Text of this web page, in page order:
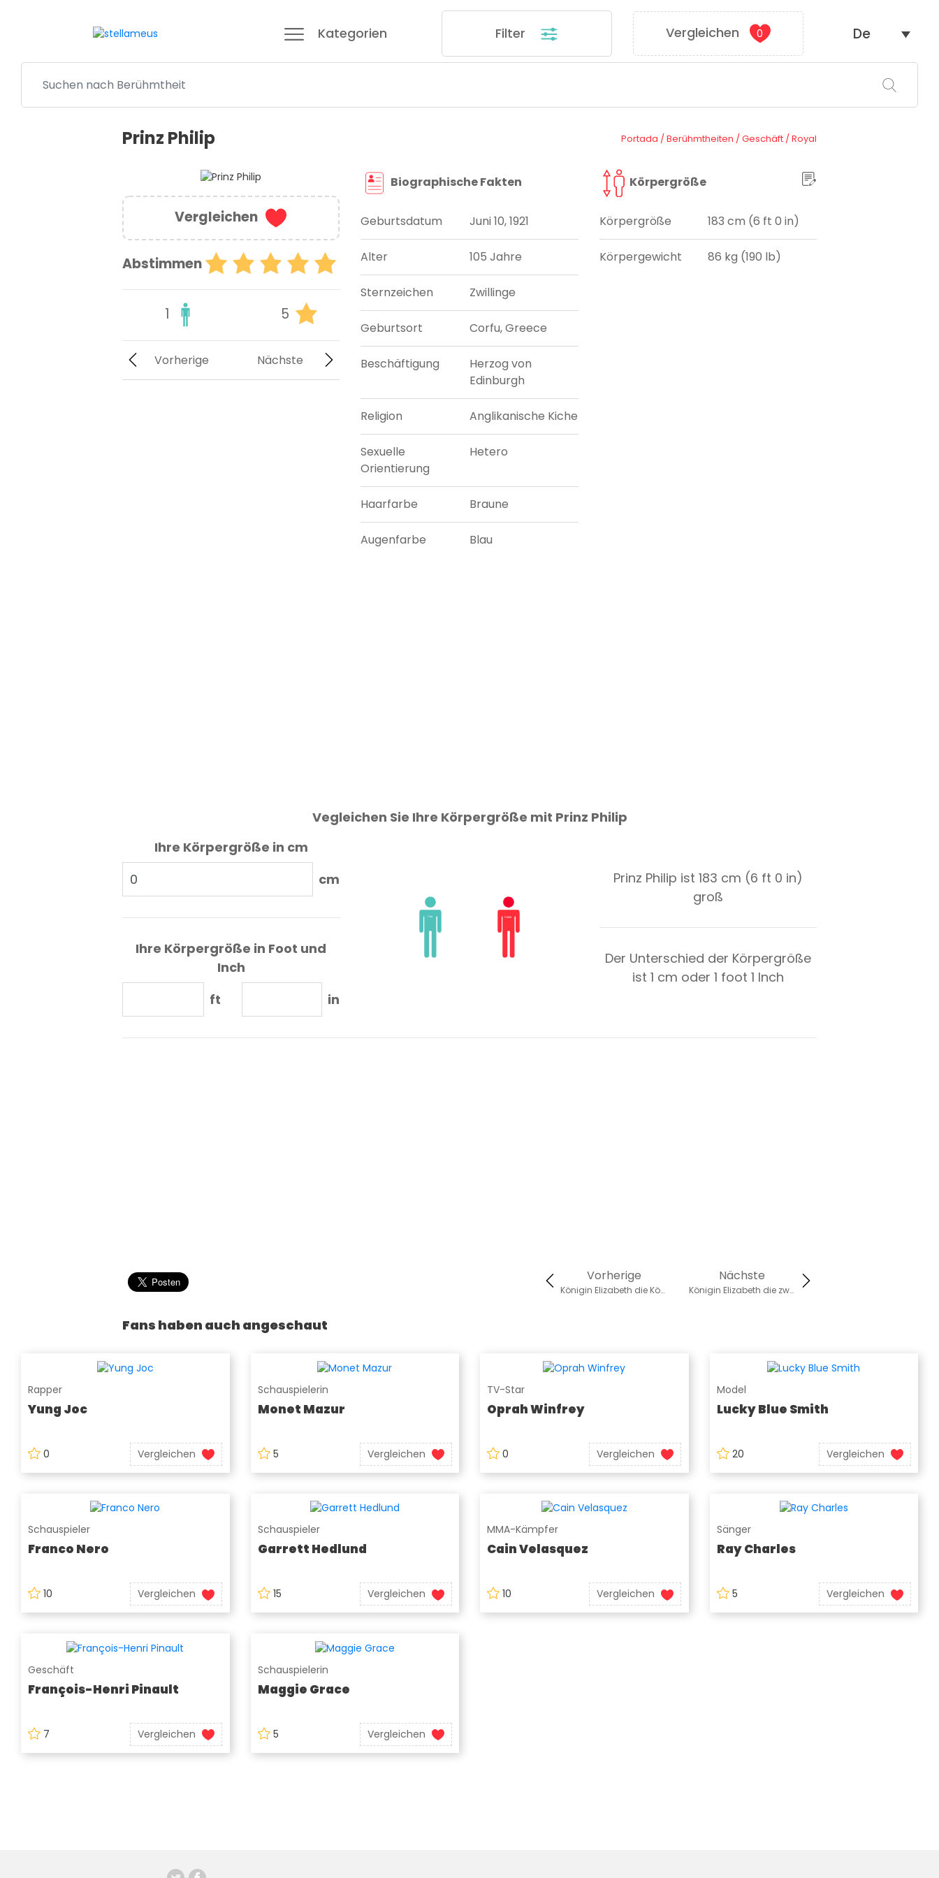
Kategorien Filter Vergleichen 0 De
Prinz Philip Portada /Berühmtheiten /Geschäft/Royal
Vergleichen
Abstimmen
1 5
Nächste
Vorherige
Biographische Fakten
Geburtsdatum Juni 10, 1921
Alter 105 Jahre
Sternzeichen Zwillinge
Geburtsort Corfu, Greece
Beschäftigung
Herzog von
Edinburgh
Religion Anglikanische Kiche
Sexuelle
Orientierung
Hetero
Haarfarbe Braune
Augenfarbe Blau
Körpergröße
Körpergröße 183 cm (6 ft 0 in)
Körpergewicht 86 kg (190 lb)
Vegleichen Sie Ihre Körpergröße mit Prinz Philip
Ihre Körpergröße in cm
cm
Ihre Körpergröße in Foot und
Inch
ft
in
Prinz Philip ist 183 cm (6 ft 0 in)
groß
Der Unterschied der Körpergröße
ist 1 cm oder 1 foot 1 Inch
Nächste
Königin Elizabeth die zweite
Vorherige
Königin Elizabeth die Königinmutter
Fans haben auch angeschaut
Rapper
Yung Joc
0 Vergleichen
Schauspielerin
Monet Mazur
5 Vergleichen
TV-Star
Oprah Winfrey
0 Vergleichen
Model
Lucky Blue Smith
20 Vergleichen
Schauspieler
Franco Nero
10 Vergleichen
Schauspieler
Garrett Hedlund
15 Vergleichen
MMA-Kämpfer
Cain Velasquez
10 Vergleichen
Sänger
Ray Charles
5 Vergleichen
Geschäft
François-Henri Pinault
7 Vergleichen
Schauspielerin
Maggie Grace
5 Vergleichen